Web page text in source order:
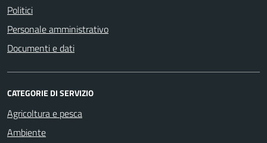
Politici
Personale amministrativo
Documenti e dati
CATEGORIE DI SERVIZIO
Agricoltura e pesca
Ambiente